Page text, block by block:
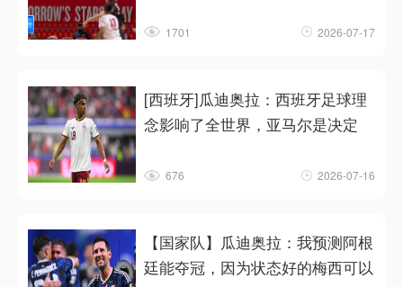
1701 2026-07-17
[西班牙]瓜迪奥拉：西班牙足球理
念影响了全世界，亚马尔是决定
676 2026-07-16
【国家队】瓜迪奥拉：我预测阿根
廷能夺冠，因为状态好的梅西可以